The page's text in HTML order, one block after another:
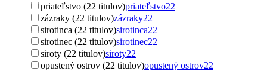
priateľstvo (22 titulov)priateľstvo22
zázraky (22 titulov)zázraky22
sirotinca (22 titulov)sirotinca22
sirotinec (22 titulov)sirotinec22
siroty (22 titulov)siroty22
opustený ostrov (22 titulov)opustený ostrov22